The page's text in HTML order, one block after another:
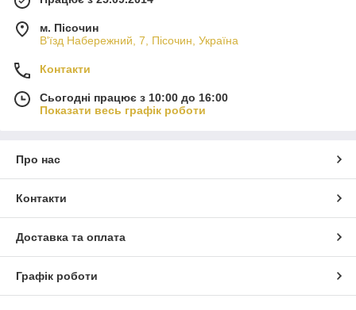
м. Пісочин
В'їзд Набережний, 7, Пісочин, Україна
Контакти
Сьогодні працює з 10:00 до 16:00
Показати весь графік роботи
Про нас
Контакти
Доставка та оплата
Графік роботи